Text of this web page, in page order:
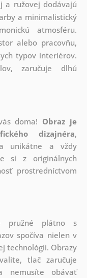
a ružovej dodávajú
a minimalistický
atmosféru.
alebo pracovňu,
typov interiérov.
zaručuje dlhú
doma! Obraz je
dizajnéra,
unikátne a vždy
si z originálnych
prostredníctvom
pružné plátno s
spočíva nielen v
technológii. Obrazy
tlač zaručuje
nemusíte obávať